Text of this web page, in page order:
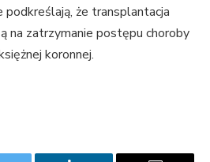
że transplantacja
na zatrzymanie postępu choroby
koronnej.